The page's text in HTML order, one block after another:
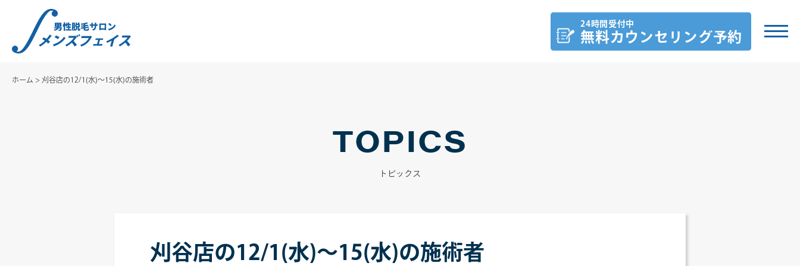
24時間受付中
無料カウンセリング予約
ホーム > 刈谷店の12/1(水)～15(水)の施術者
TOPICS
トピックス
刈谷店の12/1(水)～15(水)の施術者